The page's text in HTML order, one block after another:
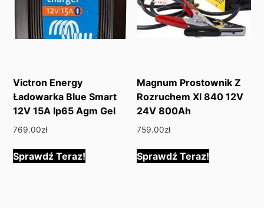
Victron Energy
Ładowarka Blue Smart
12V 15A Ip65 Agm Gel
769.00zł
Sprawdź Teraz!
Magnum Prostownik Z
Rozruchem Xl 840 12V
24V 800Ah
759.00zł
Sprawdź Teraz!